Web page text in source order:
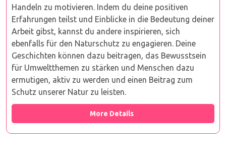
Handeln zu motivieren. Indem du deine positiven
Erfahrungen teilst und Einblicke in die Bedeutung deiner
Arbeit gibst, kannst du andere inspirieren, sich
ebenfalls für den Naturschutz zu engagieren. Deine
Geschichten können dazu beitragen, das Bewusstsein
für Umweltthemen zu stärken und Menschen dazu
ermutigen, aktiv zu werden und einen Beitrag zum
Schutz unserer Natur zu leisten.
More Details